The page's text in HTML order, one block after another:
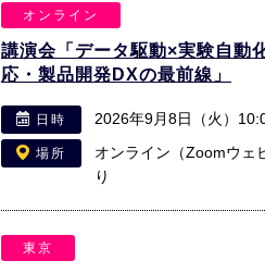
オンライン
講演会「データ駆動×実験自動
応・製品開発DXの最前線」
日時 2026年9月8日（火）
場所
オンライン（Zoomウ
り
東京